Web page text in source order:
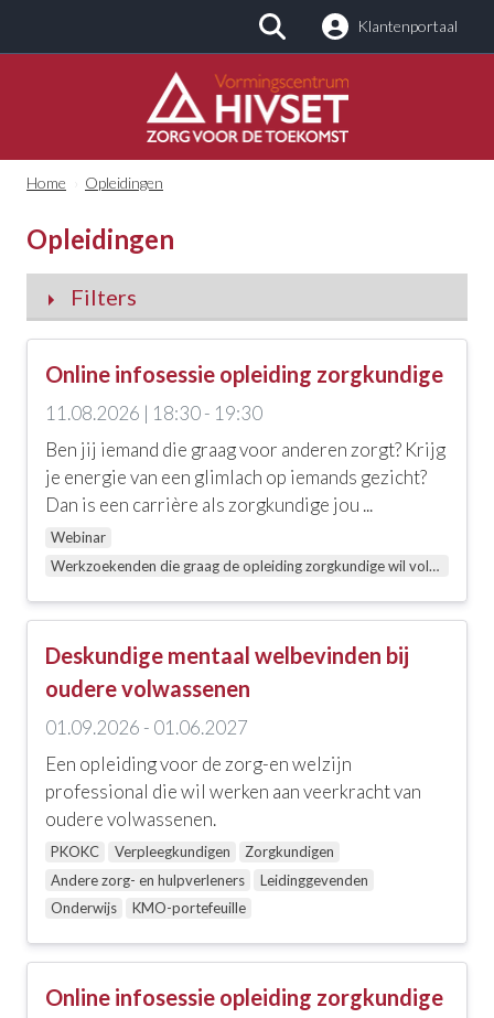
Zoeken Klantenportaal
Home Opleidingen
Opleidingen
Filters
Alle categorieën
Kinderopvang en -zorg
Ethiek, zingeving en religie
Geestelijke gezondheidszorg
leiderschap
Onderwijs
Ouderenzorg
Zorgtechniek, wondzorg en andere skills
EHBO en levensreddend handelen
Palliatieve zorgen
Doelgroep
Online infosessie opleiding zorgkundige
11.08.2026 | 18:30 - 19:30
Ben jij iemand die graag voor anderen zorgt? Krijg
je energie van een glimlach op iemands gezicht?
Dan is een carrière als zorgkundige jou ...
Webinar
Werkzoekenden die graag de opleiding zorgkundige wil volgen
Deskundige mentaal welbevinden bij
oudere volwassenen
01.09.2026 - 01.06.2027
Een opleiding voor de zorg-en welzijn
professional die wil werken aan veerkracht van
oudere volwassenen.
PKOKC Verpleegkundigen
Zorgkundigen
Andere zorg- en hulpverleners
Leidinggevenden
Onderwijs
KMO-portefeuille
Online infosessie opleiding zorgkundige